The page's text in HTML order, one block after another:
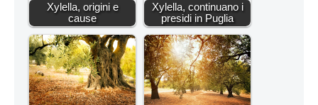
Xylella, origini e
cause
Xylella, continuano i
presidi in Puglia